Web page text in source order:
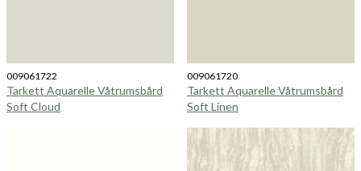
009061722
Tarkett Aquarelle Våtrumsbård
Soft Cloud
009061720
Tarkett Aquarelle Våtrumsbård
Soft Linen